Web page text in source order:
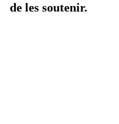
de les soutenir.